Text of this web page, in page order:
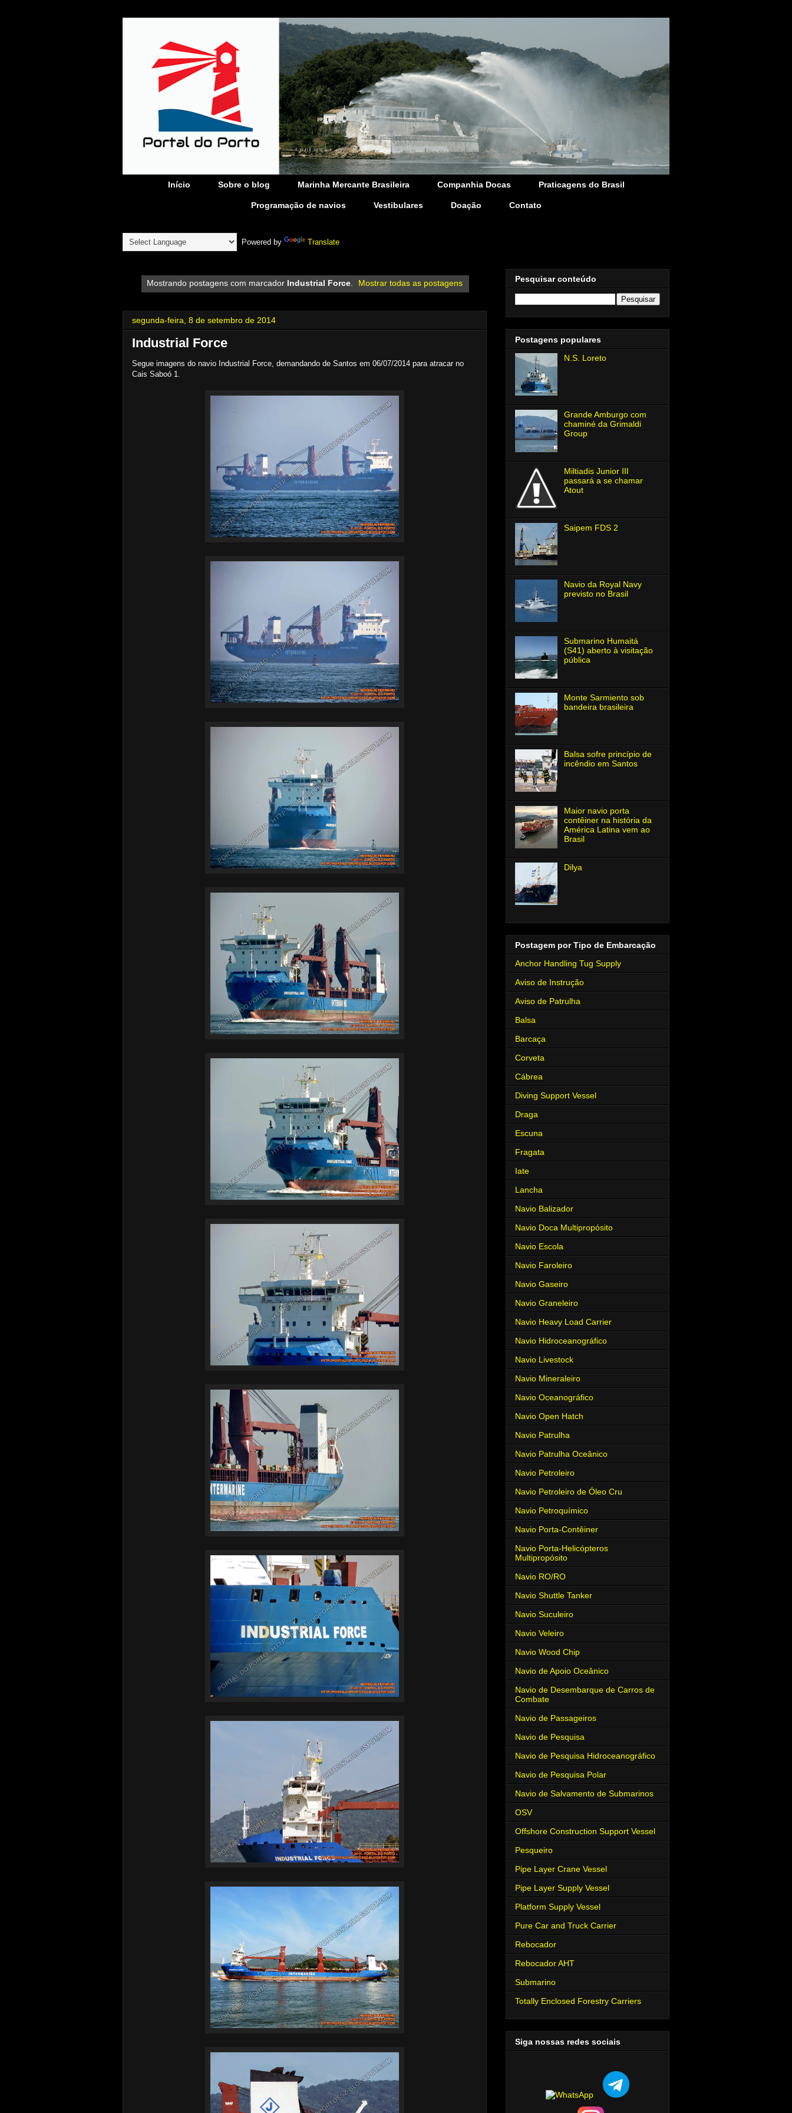
Início Sobre o blog Marinha Mercante Brasileira Companhia Docas Praticagens do Brasil
Programação de navios Vestibulares Doação Contato
Powered by Translate
Mostrando postagens com marcador Industrial Force. Mostrar todas as postagens
segunda-feira, 8 de setembro de 2014
Industrial Force
Segue imagens do navio Industrial Force, demandando de Santos em 06/07/2014 para atracar no
Cais Saboó 1.
Pesquisar conteúdo
Postagens populares
N.S. Loreto
Grande Amburgo com
chaminé da Grimaldi
Group
Miltiadis Junior Ⅲ
passará a se chamar
Atout
Saipem FDS 2
Navio da Royal Navy
previsto no Brasil
Submarino Humaitá
(S41) aberto à visitação
pública
Monte Sarmiento sob
bandeira brasileira
Balsa sofre princípio de
incêndio em Santos
Maior navio porta
contêiner na história da
América Latina vem ao
Brasil
Dilya
Postagem por Tipo de Embarcação
Anchor Handling Tug Supply
Aviso de Instrução
Aviso de Patrulha
Balsa
Barcaça
Corveta
Cábrea
Diving Support Vessel
Draga
Escuna
Fragata
Iate
Lancha
Navio Balizador
Navio Doca Multipropósito
Navio Escola
Navio Faroleiro
Navio Gaseiro
Navio Graneleiro
Navio Heavy Load Carrier
Navio Hidroceanográfico
Navio Livestock
Navio Mineraleiro
Navio Oceanográfico
Navio Open Hatch
Navio Patrulha
Navio Patrulha Oceânico
Navio Petroleiro
Navio Petroleiro de Óleo Cru
Navio Petroquímico
Navio Porta-Contêiner
Navio Porta-Helicópteros
Multipropósito
Navio RO/RO
Navio Shuttle Tanker
Navio Suculeiro
Navio Veleiro
Navio Wood Chip
Navio de Apoio Oceânico
Navio de Desembarque de Carros de
Combate
Navio de Passageiros
Navio de Pesquisa
Navio de Pesquisa Hidroceanográfico
Navio de Pesquisa Polar
Navio de Salvamento de Submarinos
OSV
Offshore Construction Support Vessel
Pesqueiro
Pipe Layer Crane Vessel
Pipe Layer Supply Vessel
Platform Supply Vessel
Pure Car and Truck Carrier
Rebocador
Rebocador AHT
Submarino
Totally Enclosed Forestry Carriers
Siga nossas redes sociais